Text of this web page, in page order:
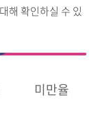
해 확인하실 수 있
미만율